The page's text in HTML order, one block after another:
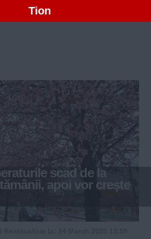
Tion
scad de la
apoi vor crește